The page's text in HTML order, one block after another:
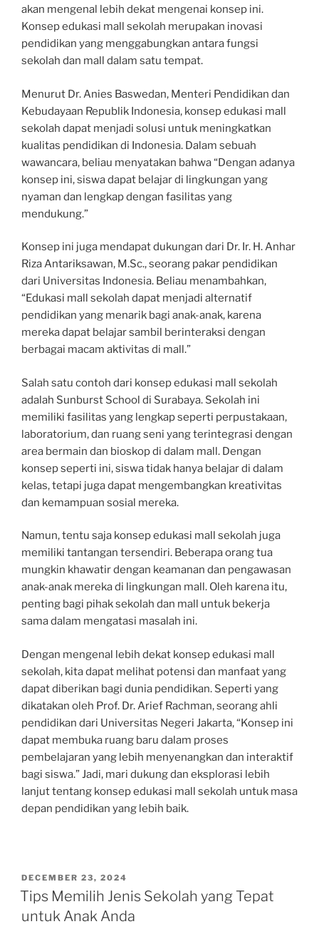
akan mengenal lebih dekat mengenai konsep ini.
Konsep edukasi mall sekolah merupakan inovasi
pendidikan yang menggabungkan antara fungsi
sekolah dan mall dalam satu tempat.
Menurut Dr. Anies Baswedan, Menteri Pendidikan dan
Kebudayaan Republik Indonesia, konsep edukasi mall
sekolah dapat menjadi solusi untuk meningkatkan
kualitas pendidikan di Indonesia. Dalam sebuah
wawancara, beliau menyatakan bahwa “Dengan adanya
konsep ini, siswa dapat belajar di lingkungan yang
nyaman dan lengkap dengan fasilitas yang
mendukung.”
Konsep ini juga mendapat dukungan dari Dr. Ir. H. Anhar
Riza Antariksawan, M.Sc., seorang pakar pendidikan
dari Universitas Indonesia. Beliau menambahkan,
“Edukasi mall sekolah dapat menjadi alternatif
pendidikan yang menarik bagi anak-anak, karena
mereka dapat belajar sambil berinteraksi dengan
berbagai macam aktivitas di mall.”
Salah satu contoh dari konsep edukasi mall sekolah
adalah Sunburst School di Surabaya. Sekolah ini
memiliki fasilitas yang lengkap seperti perpustakaan,
laboratorium, dan ruang seni yang terintegrasi dengan
area bermain dan bioskop di dalam mall. Dengan
konsep seperti ini, siswa tidak hanya belajar di dalam
kelas, tetapi juga dapat mengembangkan kreativitas
dan kemampuan sosial mereka.
Namun, tentu saja konsep edukasi mall sekolah juga
memiliki tantangan tersendiri. Beberapa orang tua
mungkin khawatir dengan keamanan dan pengawasan
anak-anak mereka di lingkungan mall. Oleh karena itu,
penting bagi pihak sekolah dan mall untuk bekerja
sama dalam mengatasi masalah ini.
Dengan mengenal lebih dekat konsep edukasi mall
sekolah, kita dapat melihat potensi dan manfaat yang
dapat diberikan bagi dunia pendidikan. Seperti yang
dikatakan oleh Prof. Dr. Arief Rachman, seorang ahli
pendidikan dari Universitas Negeri Jakarta, “Konsep ini
dapat membuka ruang baru dalam proses
pembelajaran yang lebih menyenangkan dan interaktif
bagi siswa.” Jadi, mari dukung dan eksplorasi lebih
lanjut tentang konsep edukasi mall sekolah untuk masa
depan pendidikan yang lebih baik.
POSTED
ON
DECEMBER 23, 2024
Tips Memilih Jenis Sekolah yang Tepat
untuk Anak Anda